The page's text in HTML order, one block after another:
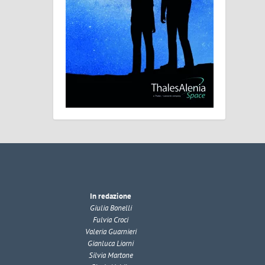
In redazione
Giulia Bonelli
Fulvia Croci
Valeria Guarnieri
Gianluca Liorni
Silvia Martone